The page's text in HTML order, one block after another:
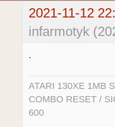
2021-11-12
infarmotyk
.
ATARI 130XE 1MB
COMBO RESET /
600